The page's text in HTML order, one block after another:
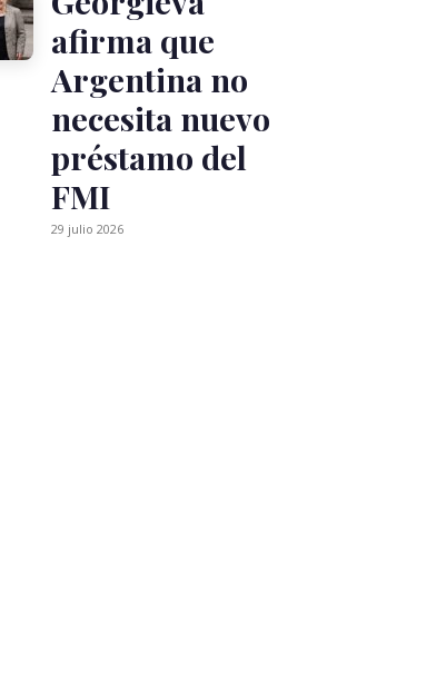
afirma que
Argentina no
necesita nuevo
préstamo del
FMI
29 julio 2026